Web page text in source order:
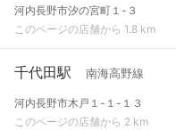
河内長野市汐の宮町１-３
このページの店舗から 1.8 km
千代田駅 南海高野線
河内長野市木戸１-１-１３
このページの店舗から 2 km